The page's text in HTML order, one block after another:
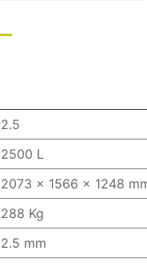
2.5
2500 L
2073 x 1566 x 1248
288 Kg
2.5 mm